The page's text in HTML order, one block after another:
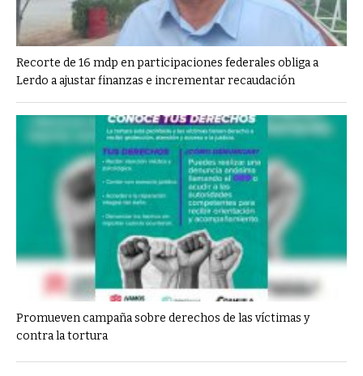
Recorte de 16 mdp en participaciones federales obliga a
Lerdo a ajustar finanzas e incrementar recaudación
Promueven campaña sobre derechos de las víctimas y
contra la tortura